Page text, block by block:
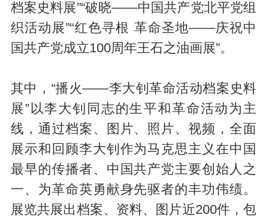
档案史料展”“破晓——中国共产党北平党组
织活动展”“红色寻根 革命圣地——庆祝中
国共产党成立100周年王石之油画展”。
其中，“播火——李大钊革命活动档案史料
展”以李大钊同志的生平和革命活动为主
线，通过档案、图片、照片、视频，全面
展示和回顾李大钊作为马克思主义在中国
最早的传播者、中国共产党主要创始人之
一、为革命英勇献身先驱者的丰功伟绩。
展览共展出档案、资料、图片近200件，包